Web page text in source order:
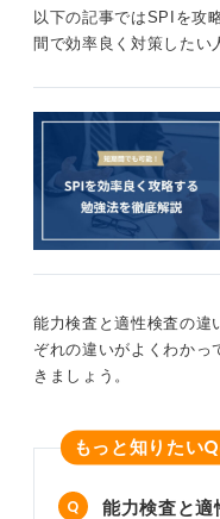
0
以下の記事ではSPIを攻
間で効率良く対策したい
能力検査と適性検査の違
ぞれの違いがよくわかっ
きましょう。
もっと知りたい
能力検査と適